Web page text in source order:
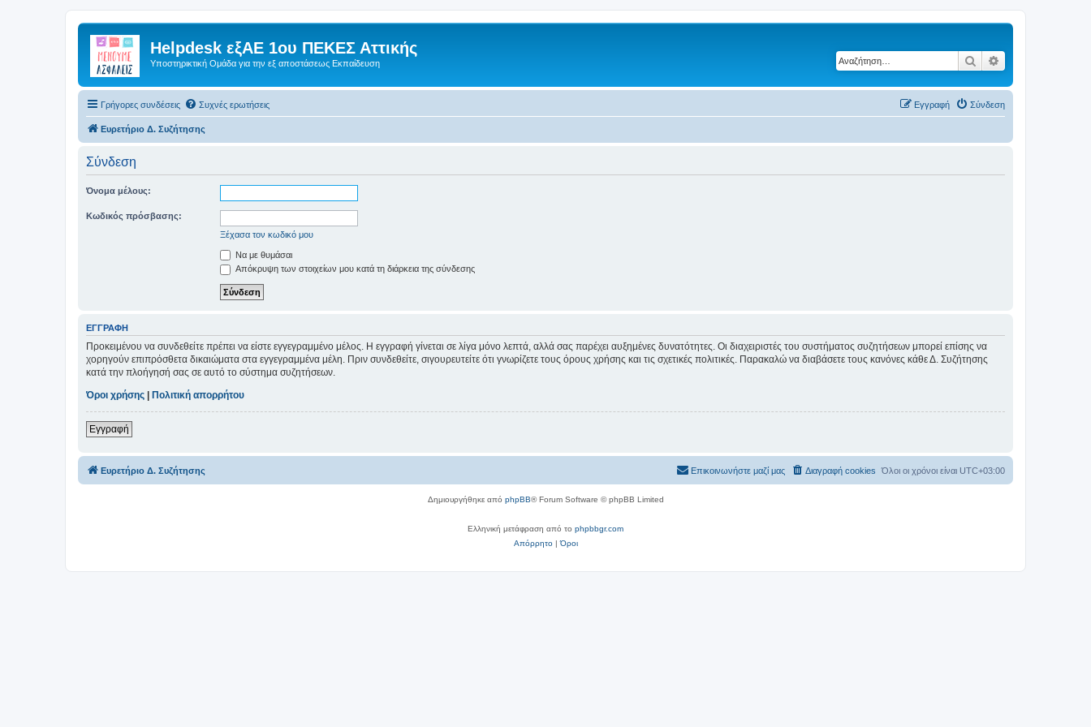
Helpdesk εξΑΕ 1ου ΠΕΚΕΣ Αττικής
Υποστηρικτική Ομάδα για την εξ αποστάσεως Εκπαίδευση Αναζήτηση
Γρήγορες συνδέσεις Συχνές ερωτήσεις Σύνδεση
Εγγραφή
Ευρετήριο Δ. Συζήτησης
Σύνδεση
Όνομα μέλους:
Κωδικός πρόσβασης:
Ξέχασα τον κωδικό μου
Να με θυμάσαι
Απόκρυψη των στοιχείων μου κατά τη διάρκεια της σύνδεσης
ΕΓΓΡΑΦΉ
Προκειμένου να συνδεθείτε πρέπει να είστε εγγεγραμμένο μέλος. Η εγγραφή γίνεται σε λίγα μόνο λεπτά, αλλά σας παρέχει αυξημένες δυνατότητες. Οι διαχειριστές του συστήματος συζητήσεων μπορεί επίσης να
χορηγούν επιπρόσθετα δικαιώματα στα εγγεγραμμένα μέλη. Πριν συνδεθείτε, σιγουρευτείτε ότι γνωρίζετε τους όρους χρήσης και τις σχετικές πολιτικές. Παρακαλώ να διαβάσετε τους κανόνες κάθε Δ. Συζήτησης
κατά την πλοήγησή σας σε αυτό το σύστημα συζητήσεων.
Όροι χρήσης
Πολιτική απορρήτου
Εγγραφή
Ευρετήριο Δ. Συζήτησης Όλοι οι χρόνοι είναι UTC+03:00
Διαγραφή cookies
Επικοινωνήστε μαζί μας
Δημιουργήθηκε από phpBB® Forum Software © phpBB Limited
Ελληνική μετάφραση από το phpbbgr.com
Απόρρητο|Όροι